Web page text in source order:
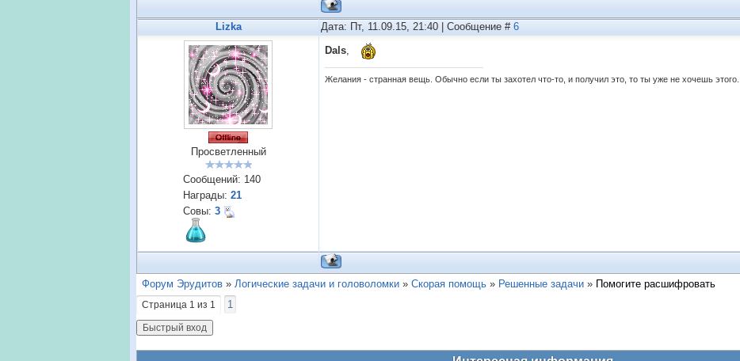
Lizka Дата: Пт, 11.09.15, 21:40 | Сообщение # 6
Просветленный
Сообщений: 140
Награды: 21
Совы: 3
Dals,
Желания - странная вещь. Обычно если ты захотел что-то, и получил это, то ты уже не хочешь этого...
Форум Эрудитов » Логические задачи и головоломки » Скорая помощь » Решенные задачи » Помогите расшифровать
Страница 1 из 1
1